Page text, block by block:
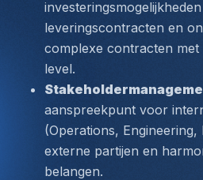
leveringscontracten en
complexe contracten
level.
aanspreekpunt voor
(Operations, Engineering,
externe partijen en
belangen.